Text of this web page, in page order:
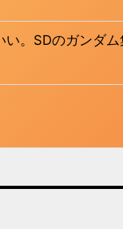
。SDのガンダ